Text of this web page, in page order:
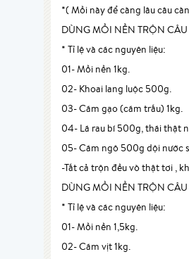
*( Mồi này để càng lâu câu
DÙNG MỒI NỀN TRỘN
* Tỉ lệ và các nguyên liệu:
01- Mồi nền 1kg.
02- Khoai lang luộc 500g.
03- Cám gạo (cám trấu) 1kg.
04- Lá rau bí 500g, thái thật
05- Cám ngô 500g dội nước
-Tất cả trộn đều vò thật tơi ,
DÙNG MỒI NỀN TRỘN CÂU
* Tỉ lệ và các nguyên liệu:
01- Mồi nền 1,5kg.
02- Cám vịt 1kg.